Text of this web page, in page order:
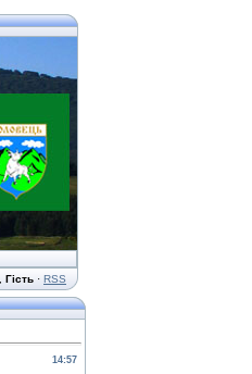
Гість · RSS
14:57